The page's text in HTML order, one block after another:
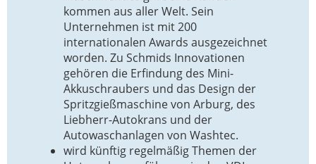
kommen aus aller Welt. Sein
Unternehmen ist mit 200
internationalen Awards ausgezeichnet
worden. Zu Schmids Innovationen
gehören die Erfindung des Mini-
Akkuschraubers und das Design der
Spritzgießmaschine von Arburg, des
Liebherr-Autokrans und der
Autowaschanlagen von Washtec.
wird künftig regelmäßig Themen der